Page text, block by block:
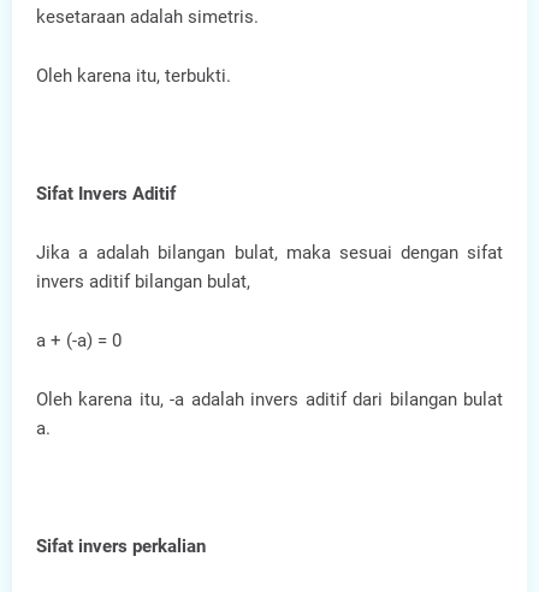
kesetaraan adalah simetris.
Oleh karena itu, terbukti.
Sifat Invers Aditif
Jika a adalah bilangan bulat, maka sesuai dengan sifat
invers aditif bilangan bulat,
a + (-a) = 0
Oleh karena itu, -a adalah invers aditif dari bilangan bulat
a.
Sifat invers perkalian